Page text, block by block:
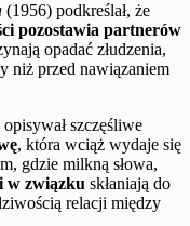
(1956) podkreślał, że
pozostawia partnerów
opadać złudzenia,
niż przed nawiązaniem
szczęśliwe
, która wciąż wydaje się
gdzie milkną słowa,
w związku skłaniają do
relacji między